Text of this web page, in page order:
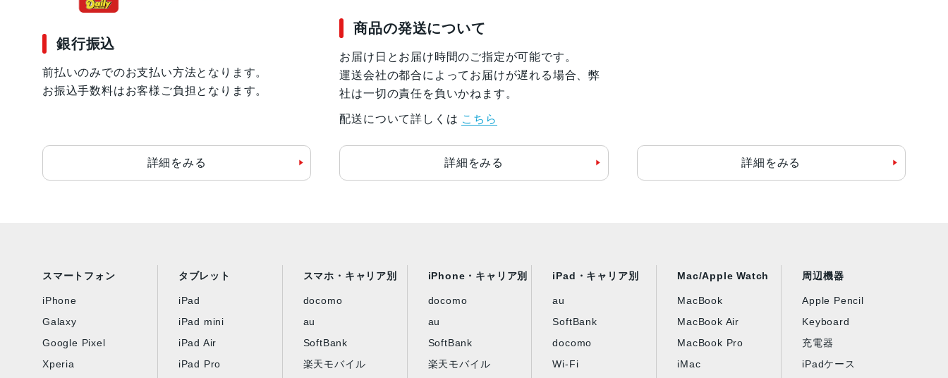
銀行振込
前払いのみでのお支払い方法となります。
お振込手数料はお客様ご負担となります。
詳細をみる
商品の発送について
お届け日とお届け時間のご指定が可能です。
運送会社の都合によってお届けが遅れる場合、弊
社は一切の責任を負いかねます。
配送について詳しくは こちら
詳細をみる 詳細をみる
スマートフォン
iPhone
Galaxy
Google Pixel
Xperia
タブレット
iPad
iPad mini
iPad Air
iPad Pro
スマホ・キャリア別
docomo
au
SoftBank
楽天モバイル
iPhone・キャリア別
docomo
au
SoftBank
楽天モバイル
iPad・キャリア別
au
SoftBank
docomo
Wi-Fi
Mac/Apple Watch
MacBook
MacBook Air
MacBook Pro
iMac
周辺機器
Apple Pencil
Keyboard
充電器
iPadケース